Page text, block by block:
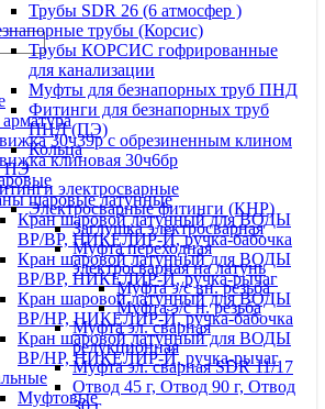
30ч39р с обрезиненным клином
клиновая 30ч6бр
шаровые латунные
Кран шаровой латунный для ВОДЫ
ВР/ВР, НИКЕЛИР-Й, ручка-бабочка
Кран шаровой латунный для ВОДЫ
ВР/ВР, НИКЕЛИР-Й, ручка-рычаг
Кран шаровой латунный для ВОДЫ
ВР/НР, НИКЕЛИР-Й, ручка-бабочка
Кран шаровой латунный для ВОДЫ
ВР/НР, НИКЕЛИР-Й, ручка-рычаг
Муфтовые
Трубы SDR 26 (6 атмосфер )
трубы (Корсис)
Трубы КОРСИС гофрированные
для канализации
Муфты для безнапорных труб ПНД
Фитинги для безнапорных труб
ПНД (ПЭ)
Кольца
ПЭ
электросварные
Электросварные фитинги (КНР)
Заглушка электросварная
Муфта переходная
электросварная на латунь
Муфта э/с вн. резьба
Муфта э/с н. резьба
Муфта эл. cварная
редукционная
Муфта эл. сварная SDR 11/17
Отвод 45 г, Отвод 90 г, Отвод